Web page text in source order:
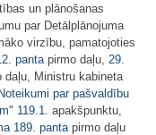
un plānošanas
par Detālplānojuma
virzību, pamatojoties
panta pirmo daļu, 29.
daļu, Ministru kabineta
par pašvaldību
" 119.1
. apakšpunktu,
189. panta pirmo daļu